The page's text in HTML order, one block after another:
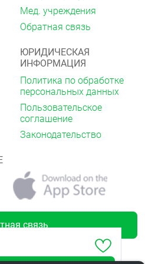
нарушение сексуальной
потенции). очень
очень редко —
пурпура, нарушение
кожный зуд, сыпь (в том
сыпь,
отек,
артроз, боль в спине,
применении). очень
конъюнктивит, боль
носовое
потоотделение. очень
пот, паросмия,
Мед. учреждения
Обратная связь
ЮРИДИЧЕСКАЯ
ИНФОРМАЦИЯ
Политика по обработке
персональных данных
Пользовательское
соглашение
Законодательство
связь